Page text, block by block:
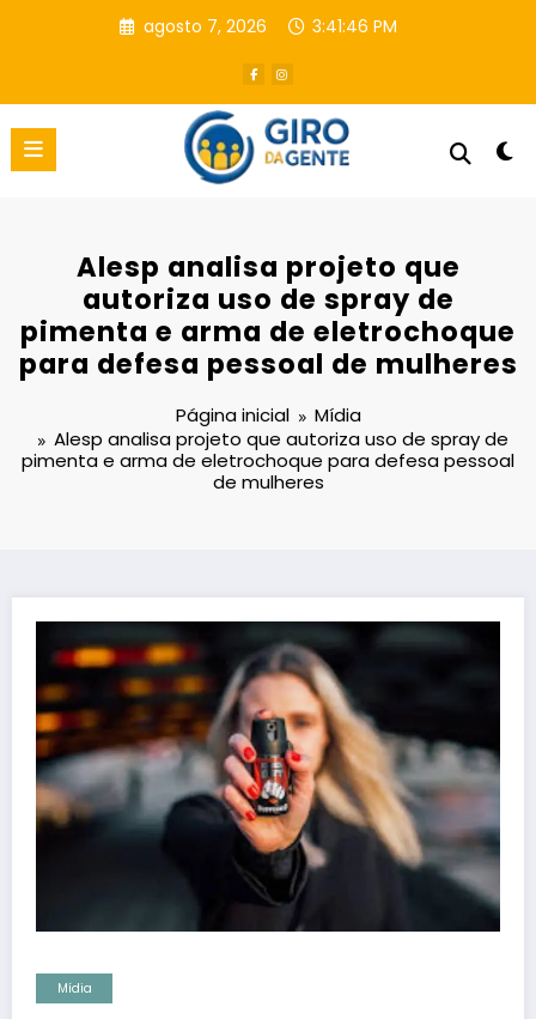
agosto 7, 2026 3:41:46 PM
Alesp analisa projeto que
autoriza uso de spray de
pimenta e arma de eletrochoque
para defesa pessoal de mulheres
Página inicial
Mídia
Alesp analisa projeto que autoriza uso de spray de
pimenta e arma de eletrochoque para defesa pessoal
de mulheres
Mídia